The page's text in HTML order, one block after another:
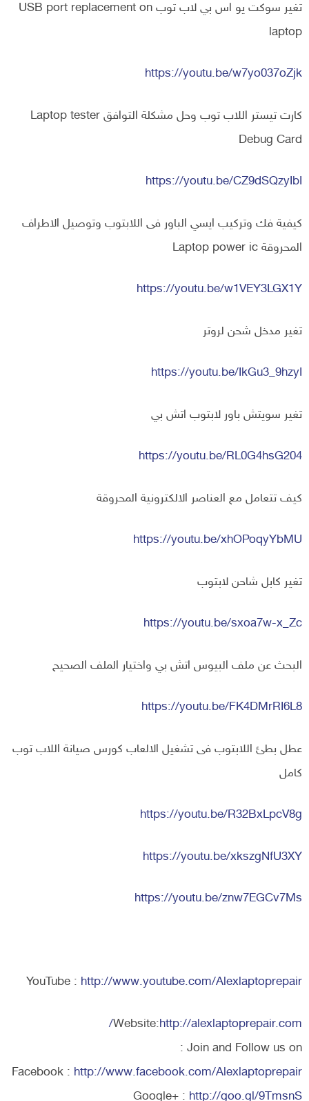
تغير سوكت يو اس بي لاب توب USB port replacement on
laptop
https://youtu.be/w7yo037oZjk
كارت تيستر اللاب توب وحل مشكلة التوافق Laptop tester
Debug Card
https://youtu.be/CZ9dSQzyIbI
كيفية فك وتركيب ايسي الباور فى اللابتوب وتوصيل الاطراف
المحروقة Laptop power ic
https://youtu.be/w1VEY3LGX1Y
تغير مدخل شحن لروتر
https://youtu.be/IkGu3_9hzyI
تغير سويتش باور لابتوب اتش بي
https://youtu.be/RL0G4hsG204
كيف تتعامل مع العناصر الالكترونية المحروقة
https://youtu.be/xhOPoqyYbMU
تغير كابل شاحن لابتوب
https://youtu.be/sxoa7w-x_Zc
البحث عن ملف البيوس اتش بي واختيار الملف الصحيح
https://youtu.be/FK4DMrRI6L8
عطل بطئ اللابتوب فى تشغيل الالعاب كورس صيانة اللاب توب
كامل
https://youtu.be/R32BxLpcV8g
https://youtu.be/xkszgNfU3XY
https://youtu.be/znw7EGCv7Ms
YouTube : http://www.youtube.com/Alexlaptoprepair
Website:http://alexlaptoprepair.com/
Join and Follow us on :
Facebook : http://www.facebook.com/Alexlaptoprepair
Google+ : http://goo.gl/9TmsnS